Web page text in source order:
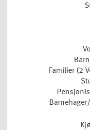
Familier (2